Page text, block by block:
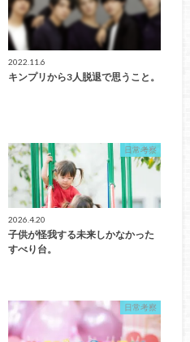
2022.11.6
キンプリから3人脱退で思うこと。
日常考察
2026.4.20
子供が怪我する未来しかなかった
すべり台。
日常考察